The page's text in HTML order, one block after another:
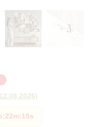
+ 3
12.08.2026)
:22m:15s